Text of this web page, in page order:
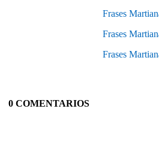
Frases
Frases
Frases
0 COMENTARIOS